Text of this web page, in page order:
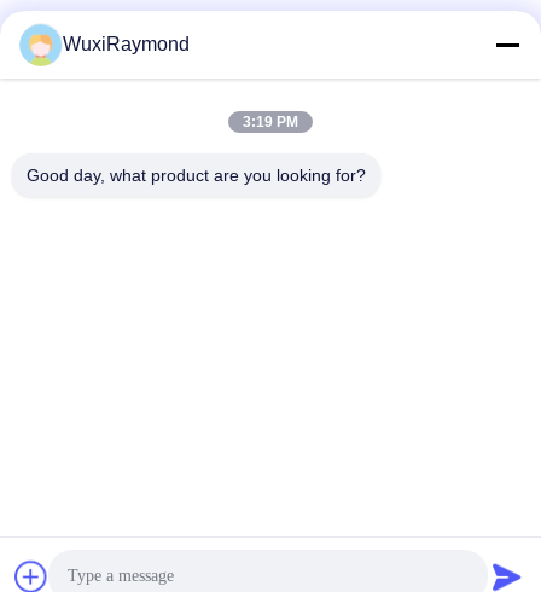
Copyright © 2011-2025 Wuxi Raymond Steel Co., Ltd. Tutti. Tutti i
WuxiRaymond
3:19 PM
Good day, what product are you looking for?